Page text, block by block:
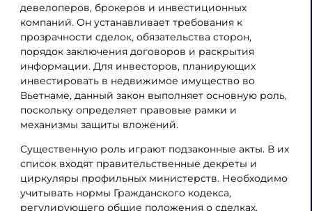
девелоперов, брокеров и инвестиционных
компаний. Он устанавливает требования к
прозрачности сделок, обязательства сторон,
порядок заключения договоров и раскрытия
информации. Для инвесторов, планирующих
инвестировать в недвижимое имущество во
Вьетнаме, данный закон выполняет основную роль,
поскольку определяет правовые рамки и
механизмы защиты вложений.
Существенную роль играют подзаконные акты. В их
список входят правительственные декреты и
циркуляры профильных министерств. Необходимо
учитывать нормы Гражданского кодекса,
регулирующего общие положения о сделках,